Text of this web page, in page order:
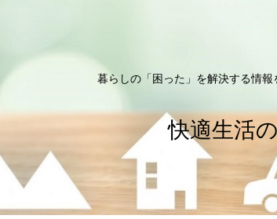
暮らしの「困った」を解決する情報
快適生活